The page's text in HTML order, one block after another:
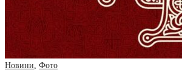
Новини, Фото